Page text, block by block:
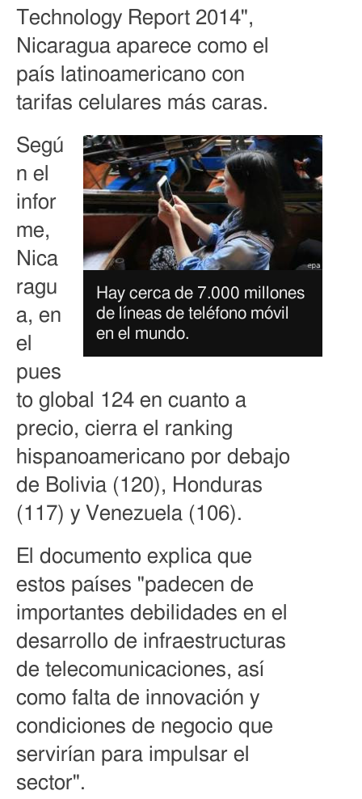
Technology Report 2014",
Nicaragua aparece como el
país latinoamericano con
tarifas celulares más caras.
Hay cerca de 7.000 millones
de líneas de teléfono móvil
en el mundo.
Segú
n el
infor
me,
Nica
ragu
a, en
el
pues
to global 124 en cuanto a
precio, cierra el ranking
hispanoamericano por debajo
de Bolivia (120), Honduras
(117) y Venezuela (106).
El documento explica que
estos países "padecen de
importantes debilidades en el
desarrollo de infraestructuras
de telecomunicaciones, así
como falta de innovación y
condiciones de negocio que
servirían para impulsar el
sector".